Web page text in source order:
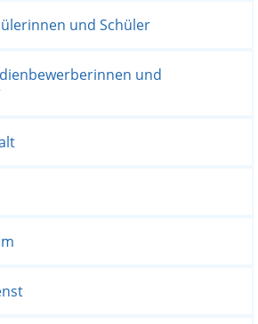
und Schüler
und